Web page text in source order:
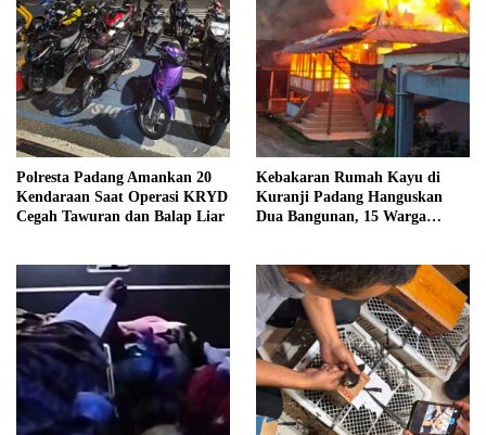
Polresta Padang Amankan 20
Kendaraan Saat Operasi KRYD
Cegah Tawuran dan Balap Liar
Kebakaran Rumah Kayu di
Kuranji Padang Hanguskan
Dua Bangunan, 15 Warga